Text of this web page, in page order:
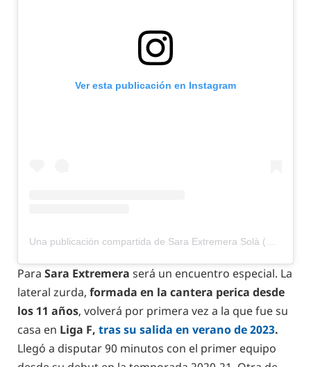
Ver esta publicación en Instagram
Para Sara Extremera será un encuentro especial. La
lateral zurda, formada en la cantera perica desde
los 11 años, volverá por primera vez a la que fue su
casa en Liga F, tras su salida en verano de 2023.
Llegó a disputar 90 minutos con el primer equipo